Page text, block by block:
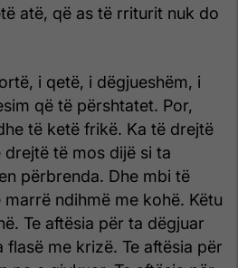
atë, që as të rriturit nuk do
i qetë, i dëgjueshëm, i
që të përshtatet. Por,
të ketë frikë. Ka të drejtë
të mos dijë si ta
përbrenda. Dhe mbi të
ndihmë me kohë. Këtu
Te aftësia për ta dëgjuar
flasë me krizë. Te aftësia për